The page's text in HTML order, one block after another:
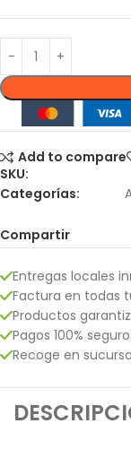
Add to compare
SKU:
Categorías:
Compartir
Entregas locales
Factura en todas
Productos
Pagos 100%
Recoge en